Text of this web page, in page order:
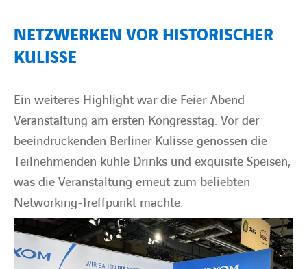
NETZWERKEN VOR HISTORISCHER
KULISSE
Ein weiteres Highlight war die Feier-Abend
Veranstaltung am ersten Kongresstag. Vor der
beeindruckenden Berliner Kulisse genossen die
Teilnehmenden kühle Drinks und exquisite Speisen,
was die Veranstaltung erneut zum beliebten
Networking-Treffpunkt machte.